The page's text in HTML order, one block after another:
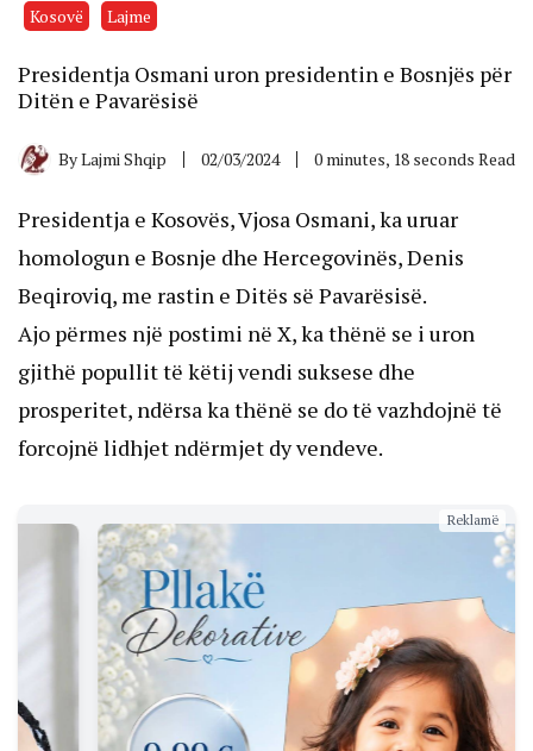
Kosovë Lajme
Presidentja Osmani uron presidentin e Bosnjës për
Ditën e Pavarësisë
ByLajmi Shqip 02/03/2024 0 minutes, 18 seconds Read
Presidentja e Kosovës, Vjosa Osmani, ka uruar
homologun e Bosnje dhe Hercegovinës, Denis
Beqiroviq, me rastin e Ditës së Pavarësisë.
Ajo përmes një postimi në X, ka thënë se i uron
gjithë popullit të këtij vendi suksese dhe
prosperitet, ndërsa ka thënë se do të vazhdojnë të
forcojnë lidhjet ndërmjet dy vendeve.
Reklamë